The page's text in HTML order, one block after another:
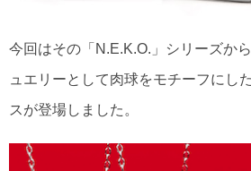
今回はその「N.E.K.O.」シリーズか
ュエリーとして肉球をモチーフにし
スが登場しました。